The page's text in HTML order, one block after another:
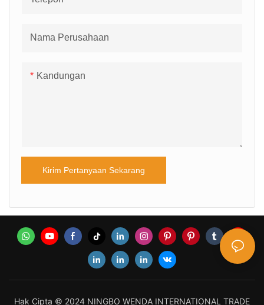
Nama Perusahaan
Kandungan
Kirim Pertanyaan Sekarang
semuanya tersedia.
4. Efek tahan air IP44/IP65,
rumah &taman bangunan
pasar super showroom
menunjukkan dekorasi
Hak Cipta © 2024 NINGBO WENDA INTERNATIONAL TRADE